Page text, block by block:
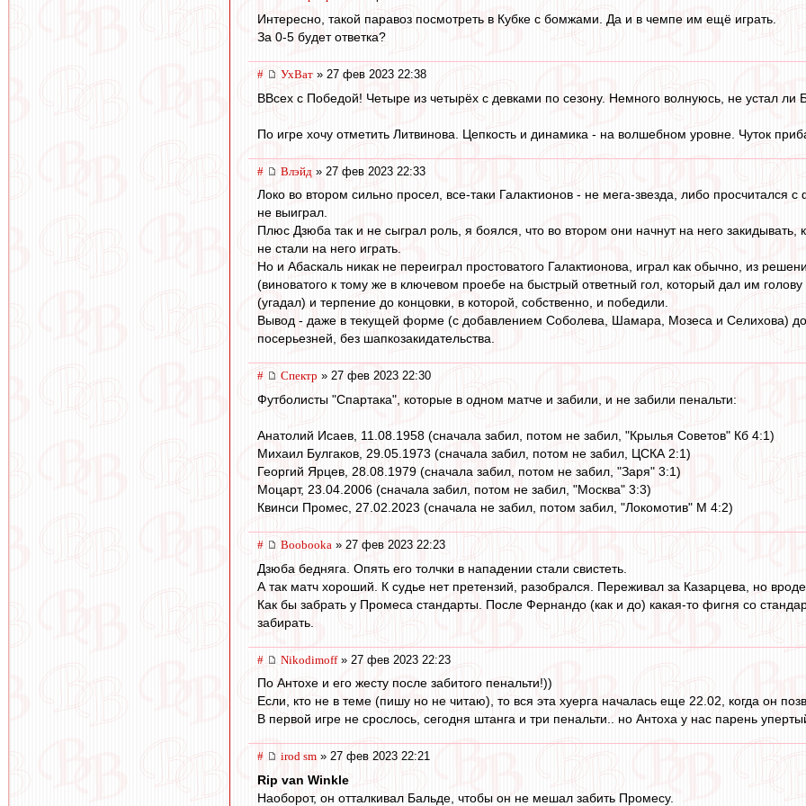
Интересно, такой паравоз посмотреть в Кубке с бомжами. Да и в чемпе им ещё играть.
За 0-5 будет ответка?
# УхВат » 27 фев 2023 22:38
ВВсех с Победой! Четыре из четырёх с девками по сезону. Немного волнуюсь, не устал ли
По игре хочу отметить Литвинова. Цепкость и динамика - на волшебном уровне. Чуток
# Влэйд » 27 фев 2023 22:33
Локо во втором сильно просел, все-таки Галактионов - не мега-звезда, либо
не выиграл.
Плюс Дзюба так и не сыграл роль, я боялся, что во втором они начнут на него закидывать,
не стали на него играть.
Но и Абаскаль никак не переиграл простоватого Галактионова, играл как обычно, из
(виноватого к тому же в ключевом проебе на быстрый ответный гол, который дал им
(угадал) и терпение до концовки, в которой, собственно, и победили.
Вывод - даже в текущей форме (с добавлением Соболева, Шамара, Мозеса и Селихова)
посерьезней, без шапкозакидательства.
# Спектр » 27 фев 2023 22:30
Футболисты "Спартака", которые в одном матче и забили, и не забили пенальти:
Анатолий Исаев, 11.08.1958 (сначала забил, потом не забил, "Крылья Советов" Кб 4:1)
Михаил Булгаков, 29.05.1973 (сначала забил, потом не забил, ЦСКА 2:1)
Георгий Ярцев, 28.08.1979 (сначала забил, потом не забил, "Заря" 3:1)
Моцарт, 23.04.2006 (сначала забил, потом не забил, "Москва" 3:3)
Квинси Промес, 27.02.2023 (сначала не забил, потом забил, "Локомотив" М 4:2)
# Boobooka » 27 фев 2023 22:23
Дзюба бедняга. Опять его толчки в нападении стали свистеть.
А так матч хороший. К судье нет претензий, разобрался. Переживал за Казарцева, но
Как бы забрать у Промеса стандарты. После Фернандо (как и до) какая-то фигня со
забирать.
# Nikodimoff» 27 фев 2023 22:23
По Антохе и его жесту после забитого пенальти!))
Если, кто не в теме (пишу но не читаю), то вся эта хуерга началась еще 22.02, когда он
В первой игре не срослось, сегодня штанга и три пенальти.. но Антоха у нас парень
# irod sm » 27 фев 2023 22:21
Rip van Winkle
Наоборот, он отталкивал Бальде, чтобы он не мешал забить Промесу.